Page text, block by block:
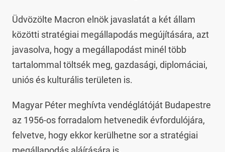
Üdvözölte Macron elnök javaslatát a két állam
közötti stratégiai megállapodás megújítására, azt
javasolva, hogy a megállapodást minél több
tartalommal töltsék meg, gazdasági, diplomáciai,
uniós és kulturális területen is.
Magyar Péter meghívta vendéglátóját Budapestre
az 1956-os forradalom hetvenedik évfordulójára,
felvetve, hogy ekkor kerülhetne sor a stratégiai